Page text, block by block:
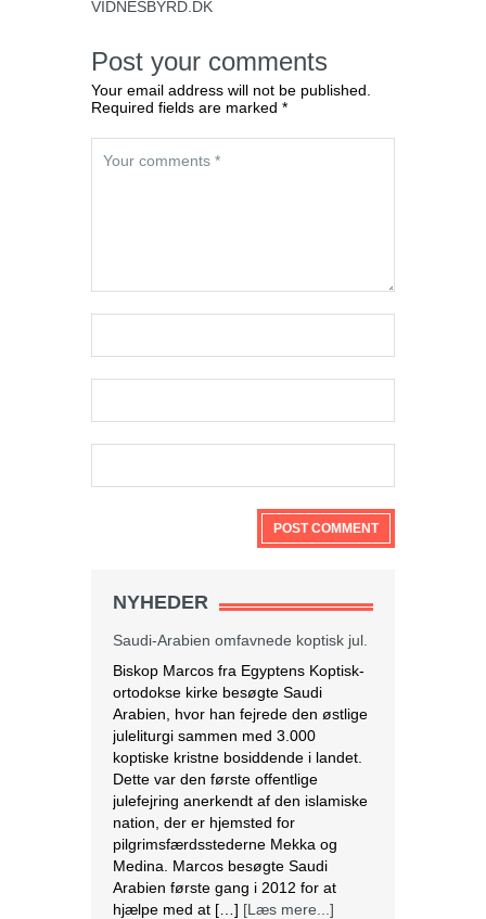
VIDNESBYRD.DK
Post your comments
Your email address will not be published.
Required fields are marked *
NYHEDER
Saudi-Arabien omfavnede koptisk jul.
Biskop Marcos fra Egyptens Koptisk-
ortodokse kirke besøgte Saudi
Arabien, hvor han fejrede den østlige
juleliturgi sammen med 3.000
koptiske kristne bosiddende i landet.
Dette var den første offentlige
julefejring anerkendt af den islamiske
nation, der er hjemsted for
pilgrimsfærdsstederne Mekka og
Medina. Marcos besøgte Saudi
Arabien første gang i 2012 for at
hjælpe med at […] [Læs mere...]